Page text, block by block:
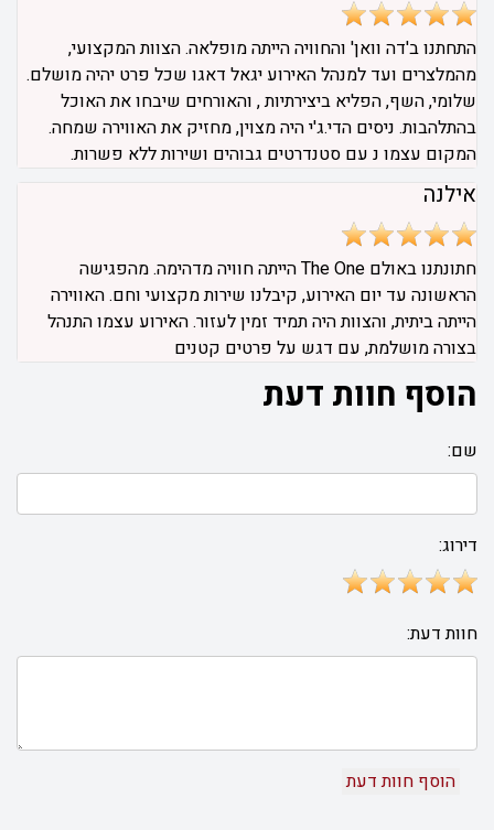
התחתנו ב'דה וואן' והחוויה הייתה מופלאה. הצוות המקצועי,
מהמלצרים ועד למנהל האירוע יגאל דאגו שכל פרט יהיה מושלם.
שלומי, השף, הפליא ביצירתיות , והאורחים שיבחו את האוכל
בהתלהבות. ניסים הדי.ג'י היה מצוין, מחזיק את האווירה שמחה.
המקום עצמו נ עם סטנדרטים גבוהים ושירות ללא פשרות.
אילנה
חתונתנו באולם The One הייתה חוויה מדהימה. מהפגישה
הראשונה עד יום האירוע, קיבלנו שירות מקצועי וחם. האווירה
הייתה ביתית, והצוות היה תמיד זמין לעזור. האירוע עצמו התנהל
בצורה מושלמת, עם דגש על פרטים קטנים
הוסף חוות דעת
שם:
דירוג:
חוות דעת: